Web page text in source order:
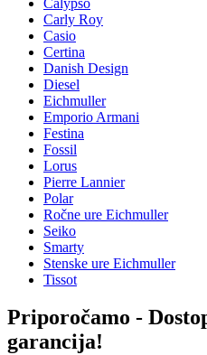
Carly Roy
Casio
Certina
Danish Design
Diesel
Eichmuller
Emporio Armani
Festina
Fossil
Lorus
Pierre Lannier
Polar
Ročne ure Eichmuller
Seiko
Smarty
Stenske ure Eichmuller
Tissot
Priporočamo -
garancija!